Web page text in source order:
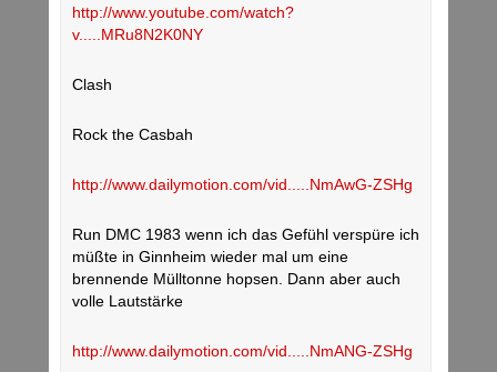
http://www.youtube.com/watch?
v.....MRu8N2K0NY
Clash
Rock the Casbah
http://www.dailymotion.com/vid.....NmAwG-ZSHg
Run DMC 1983 wenn ich das Gefühl verspüre ich
müßte in Ginnheim wieder mal um eine
brennende Mülltonne hopsen. Dann aber auch
volle Lautstärke
http://www.dailymotion.com/vid.....NmANG-ZSHg